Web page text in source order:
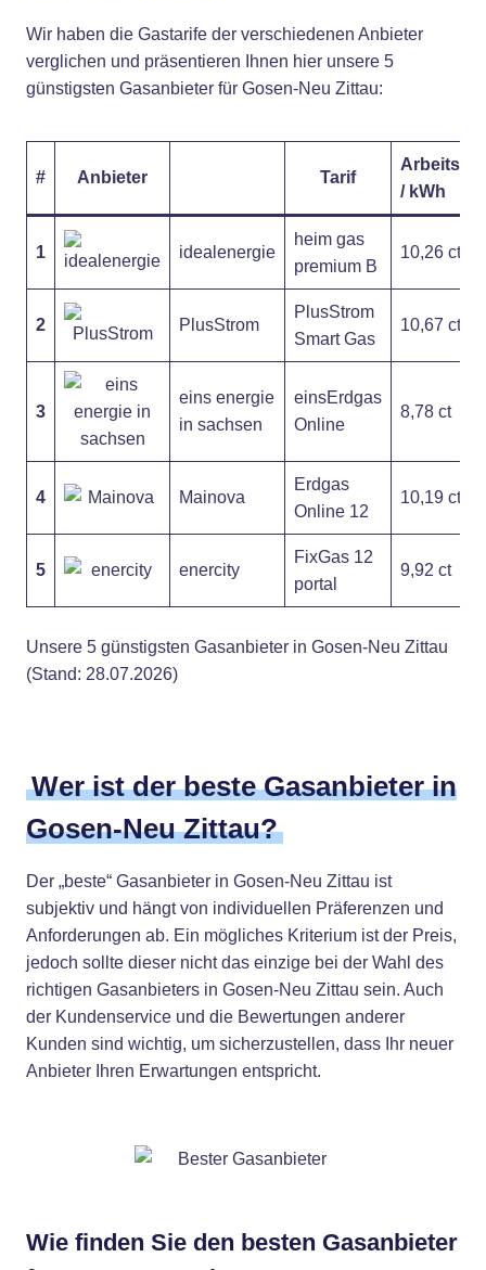
Wir haben die Gastarife der verschiedenen Anbieter
verglichen und präsentieren Ihnen hier unsere 5
günstigsten Gasanbieter für Gosen-Neu Zittau:
# Anbieter Tarif
/ kWh
1 idealenergie
heim gas
premium B
10,26 ct
2 PlusStrom
PlusStrom
Smart Gas
10,67 ct
3
eins energie
in sachsen
einsErdgas
Online
8,78 ct
4 Mainova
Erdgas
Online 12
10,19 ct
5 enercity
FixGas 12
portal
9,92 ct
Unsere 5 günstigsten Gasanbieter in Gosen-Neu Zittau
(Stand: 28.07.2026)
Wer ist der beste Gasanbieter in
Gosen-Neu Zittau?
Der „beste“ Gasanbieter in Gosen-Neu Zittau ist
subjektiv und hängt von individuellen Präferenzen und
Anforderungen ab. Ein mögliches Kriterium ist der Preis,
jedoch sollte dieser nicht das einzige bei der Wahl des
richtigen Gasanbieters in Gosen-Neu Zittau sein. Auch
der Kundenservice und die Bewertungen anderer
Kunden sind wichtig, um sicherzustellen, dass Ihr neuer
Anbieter Ihren Erwartungen entspricht.
Wie finden Sie den besten Gasanbieter